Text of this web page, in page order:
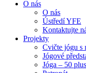
O nás
O nás
Ústředí YFE
Kontaktujte
Projekty
Cvičte jógu s
Jógové
Jóga – 50 plus